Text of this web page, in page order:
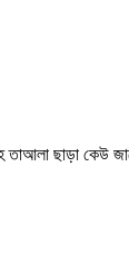
ছাড়া কেউ